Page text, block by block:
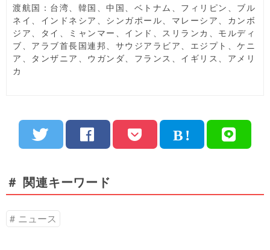
渡航国：台湾、韓国、中国、ベトナム、フィリピン、ブル
ネイ、インドネシア、シンガポール、マレーシア、カンボ
ジア、タイ、ミャンマー、インド、スリランカ、モルディ
ブ、アラブ首長国連邦、サウジアラビア、エジプト、ケニ
ア、タンザニア、ウガンダ、フランス、イギリス、アメリ
カ
＃ 関連キーワード
ニュース